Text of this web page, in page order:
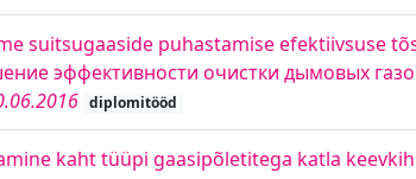
suitsugaaside puhastamise efektiivsuse
эффективности очистки дымовых
diplomitööd
kaht tüüpi gaasipõletitega katla